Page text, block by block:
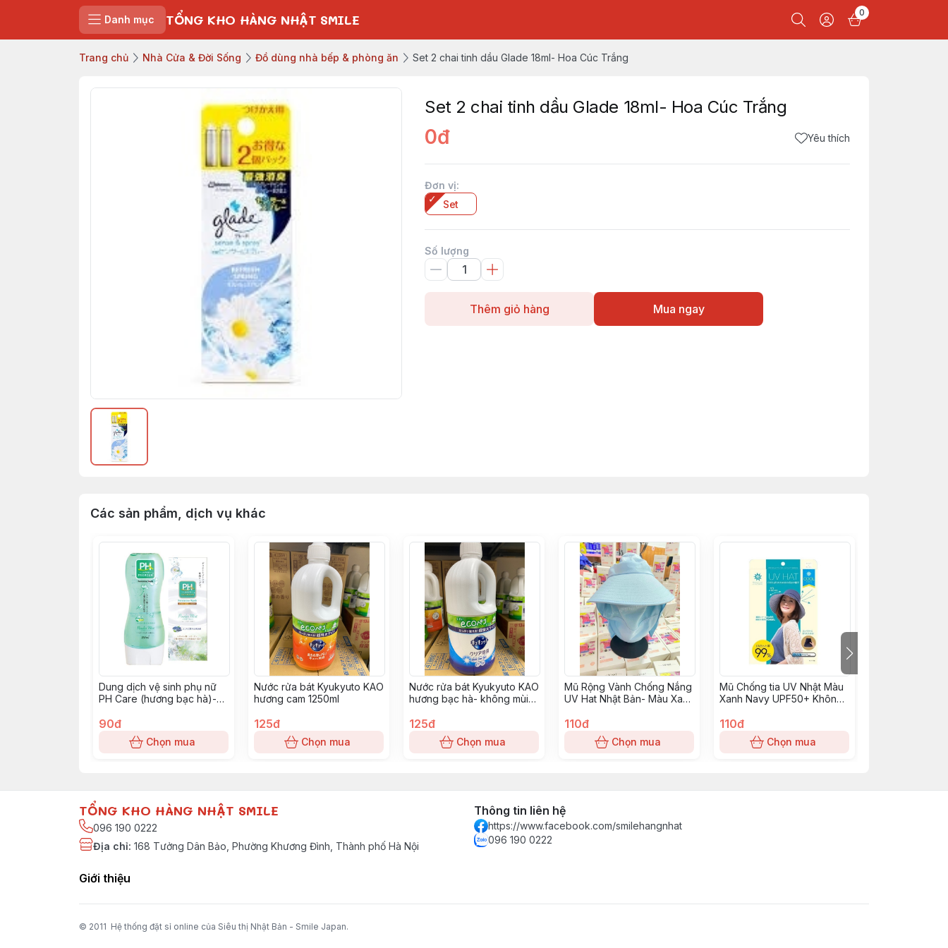
Danh mục TỔNG KHO HÀNG NHẬT SMILE 0
Trang chủ Nhà Cửa & Đời Sống Đồ dùng nhà bếp & phòng ăn Set 2 chai tinh dầu Glade 18ml- Hoa Cúc Trắng
Set 2 chai tinh dầu Glade 18ml- Hoa Cúc Trắng
0đ Yêu thích
Đơn vị:
Set
Số lượng
Thêm giỏ hàng Mua ngay
Các sản phẩm, dịch vụ khác
Dung dịch vệ sinh phụ nữ
PH Care (hương bạc hà)-
90đ
Chọn mua
Nước rửa bát Kyukyuto KAO
hương cam 1250ml
125đ
Chọn mua
Nước rửa bát Kyukyuto KAO
hương bạc hà- không mùi
125đ
Chọn mua
Mũ Rộng Vành Chống Nắng
UV Hat Nhật Bản- Màu Xanh
110đ
Chọn mua
Mũ Chống tia UV Nhật Màu
Xanh Navy UPF50+ Không
110đ
Chọn mua
TỔNG KHO HÀNG NHẬT SMILE
096 190 0222
Địa chỉ: 168 Tưởng Dân Bảo, Phường Khương Đình, Thành phố Hà Nội
Thông tin liên hệ
https://www.facebook.com/smilehangnhat
096 190 0222
Giới thiệu
© 2011 Hệ thống đặt sỉ online của Siêu thị Nhật Bản - Smile Japan.